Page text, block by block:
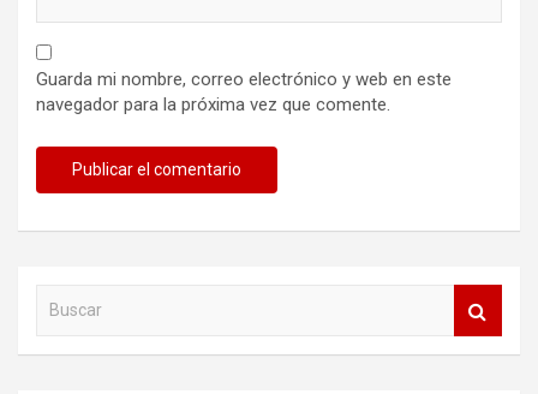
Guarda mi nombre, correo electrónico y web en este
navegador para la próxima vez que comente.